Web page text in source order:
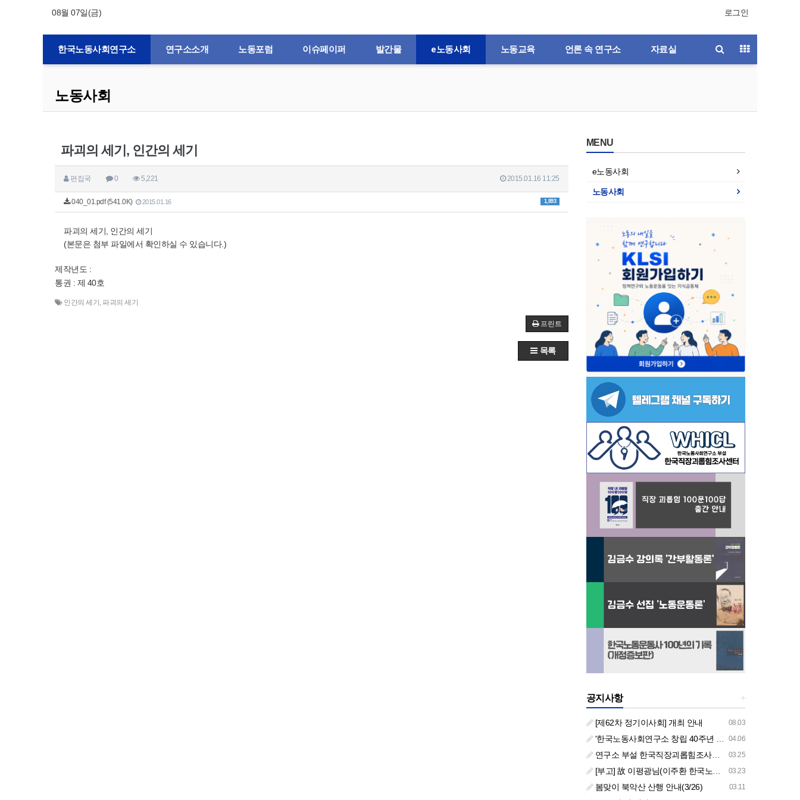
08월 07일(금) 로그인
한국노동사회연구소 연구소소개 노동포럼 이슈페이퍼 발간물 e노동사회 노동교육 언론 속 연구소 자료실
노동사회
파괴의 세기, 인간의 세기
편집국 0 5,221 2015.01.16 11:25
1,893
040_01.pdf (541.0K) 2015.01.16
파괴의 세기, 인간의 세기
(본문은 첨부 파일에서 확인하실 수 있습니다.)
제작년도 :
통권 : 제 40호
인간의 세기 , 파괴의 세기
프린트
목록
MENU
e노동사회
노동사회
+
공지사항
08.03
[제62차 정기이사회] 개최 안내
04.06
'한국노동사회연구소 창립 40주년 기념 행사 안내'
03.25
연구소 부설 한국직장괴롭힘조사센터 '2026년도 주요 사업 안내' (교육/컨설팅)
03.23
[부고] 故 이평광님(이주환 한국노동사회연구소 부소장 부친상)
03.11
봄맞이 북악산 산행 안내(3/26)